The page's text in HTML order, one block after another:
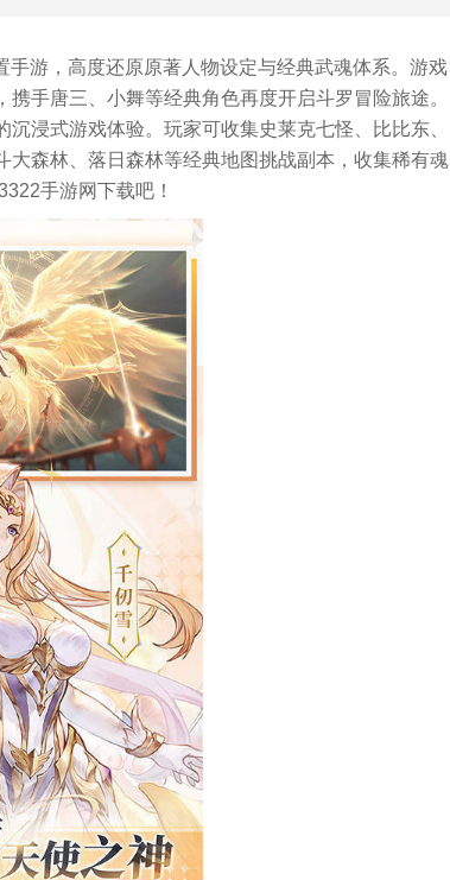
手游，高度还原原著人物设定与经典武魂体系。游戏
手唐三、小舞等经典角色再度开启斗罗冒险旅途。
浸式游戏体验。玩家可收集史莱克七怪、比比东、
森林、落日森林等经典地图挑战副本，收集稀有魂
手游网下载吧！